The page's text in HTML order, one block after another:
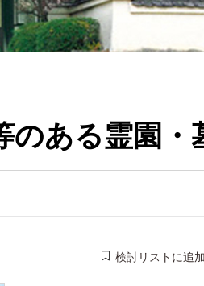
ある霊園・
検討リストに追加